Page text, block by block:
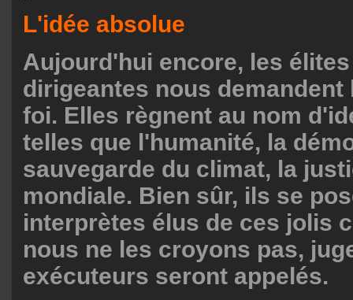
L'idée absolue
Aujourd'hui encore, les
dirigeantes nous demandent
foi. Elles règnent au nom
telles que l'humanité, la
sauvegarde du climat, la
mondiale. Bien sûr, ils se
interprètes élus de ces jolis
nous ne les croyons pas,
exécuteurs seront appelés.